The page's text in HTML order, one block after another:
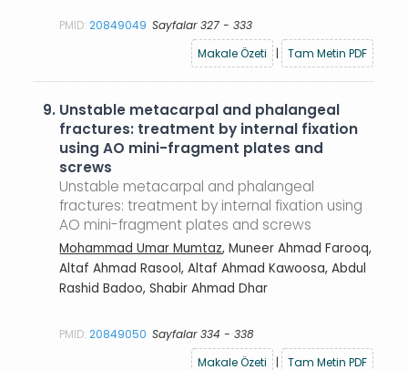
PMID:20849049 Sayfalar 327 - 333
Makale Özeti
| Tam Metin PDF
9. Unstable metacarpal and phalangeal
fractures: treatment by internal fixation
using AO mini-fragment plates and
screws
Unstable metacarpal and phalangeal
fractures: treatment by internal fixation using
AO mini-fragment plates and screws
Mohammad Umar Mumtaz, Muneer Ahmad Farooq,
Altaf Ahmad Rasool, Altaf Ahmad Kawoosa, Abdul
Rashid Badoo, Shabir Ahmad Dhar
PMID:20849050 Sayfalar 334 - 338
Makale Özeti
| Tam Metin PDF